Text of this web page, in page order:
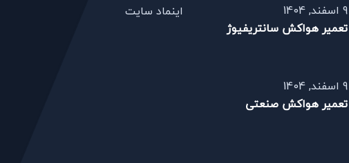
9 اسفند, 1404
تعمیر هواکش سانتریفیوژ
9 اسفند, 1404
تعمیر هواکش صنعتی
اینماد سایت